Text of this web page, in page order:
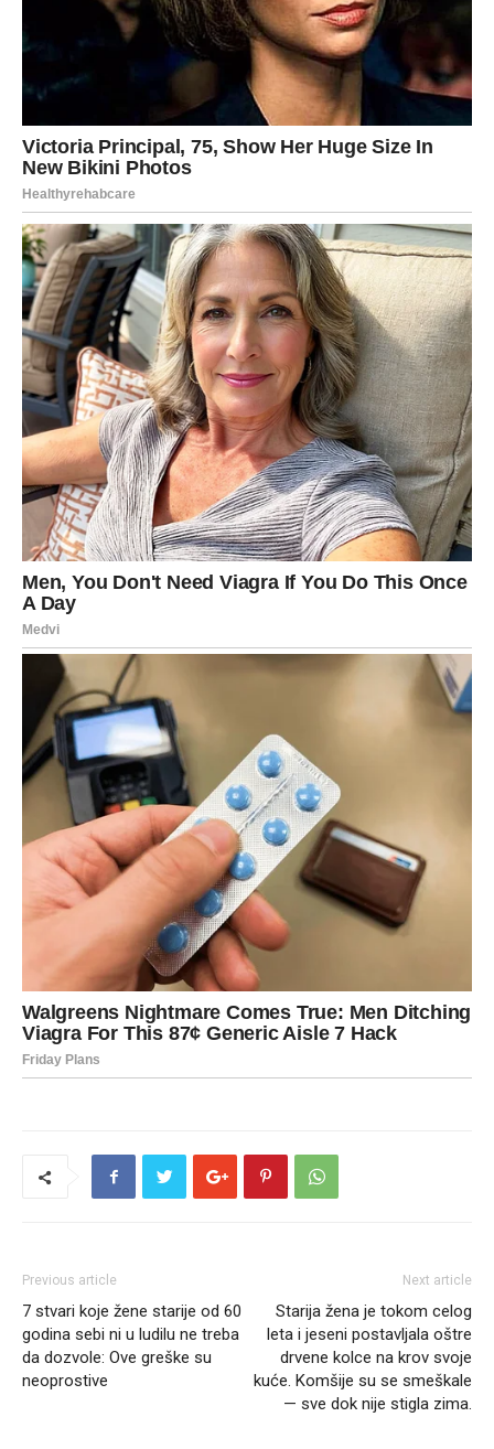
7 stvari koje žene starije od 60
godina sebi ni u ludilu ne treba
da dozvole: Ove greške su
neoprostive
Starija žena je tokom celog
leta i jeseni postavljala oštre
drvene kolce na krov svoje
kuće. Komšije su se smeškale
— sve dok nije stigla zima.